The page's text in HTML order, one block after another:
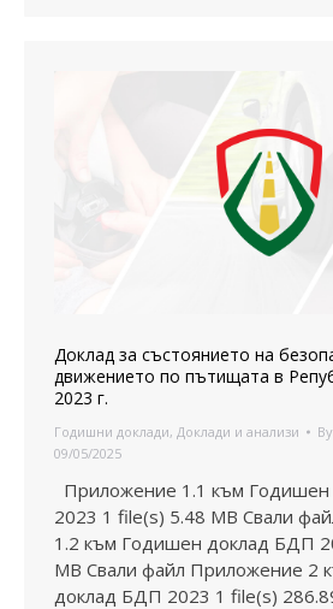
Доклад за състоянието на
движението по пътищата в
2023 г.
Годишни доклади, Доклади и анализи By
09/05/2025
Приложение 1.1 към
2023 1 file(s) 5.48 MB Свали
1.2 към Годишен доклад БДП
MB Свали файл Приложение 2
доклад БДП 2023 1 file(s)